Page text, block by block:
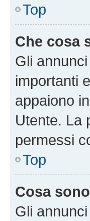
Top
Che cosa
Gli
importanti
appaiono
Utente. La
permessi
Top
Cosa
Gli